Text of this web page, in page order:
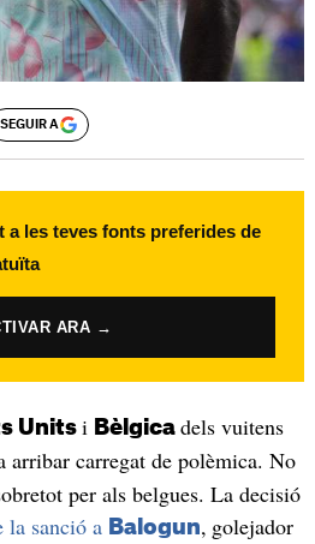
SEGUIR A
a les teves fonts preferides de
ARA →
Units i Bèlgica dels vuitens
arribar carregat de polèmica. No
per als belgues. La decisió
la sanció a Balogun, golejador